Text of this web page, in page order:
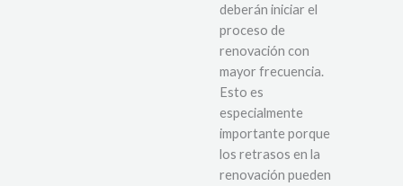
deberán iniciar el
proceso de
renovación con
mayor frecuencia.
Esto es
especialmente
importante porque
los retrasos en la
renovación pueden